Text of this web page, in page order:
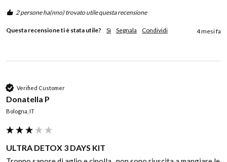
2 persone ha(nno) trovato utile questa recensione
Questa recensione ti è stata utile? Sì Segnala Condividi 4 mesi fa
Verified Customer
Donatella P
Bologna, IT
ULTRA DETOX 3 DAYS KIT